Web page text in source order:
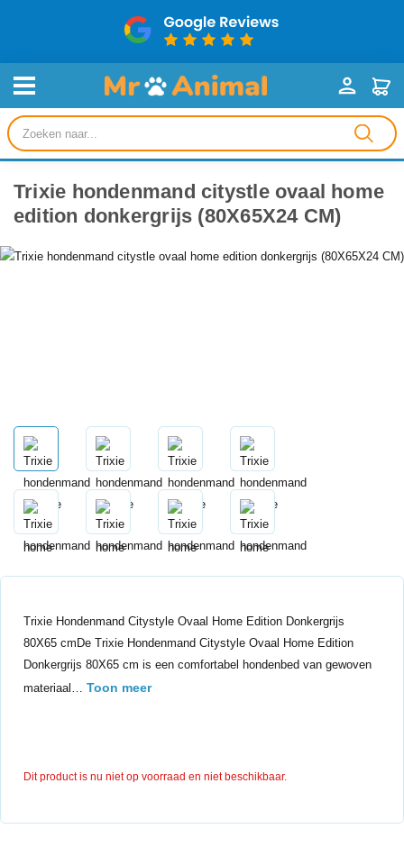
Producten
zoeken
Trixie hondenmand citystle ovaal home
edition donkergrijs (80X65X24 CM)
Trixie Hondenmand Citystyle Ovaal Home Edition Donkergrijs
80X65 cmDe Trixie Hondenmand Citystyle Ovaal Home Edition
Donkergrijs 80X65 cm is een comfortabel hondenbed van gewoven
materiaal… Toon meer
Dit product is nu niet op voorraad en niet beschikbaar.